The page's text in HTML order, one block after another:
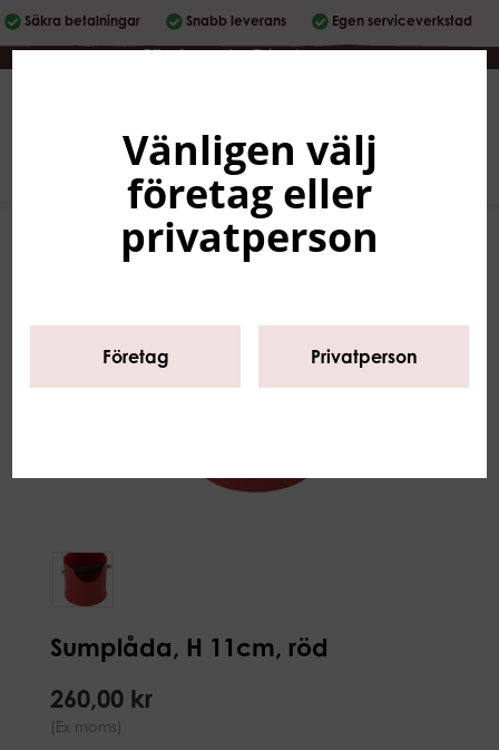
Säkra betalningar Snabb leverans Egen serviceverkstad
Företag | Privatperson
0
Sumplåda, H 11cm, röd
260,00 kr
(Ex moms)
Vänligen välj
företag eller
privatperson
Företag Privatperson